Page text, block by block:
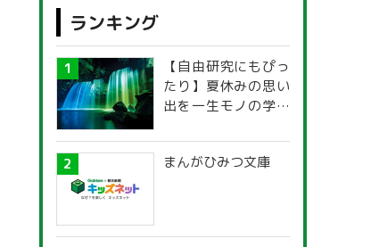
ランキング
【自由研究にもぴっ
たり】夏休みの思い
出を一生モノの学び
探究ガイド
まんがひみつ文庫